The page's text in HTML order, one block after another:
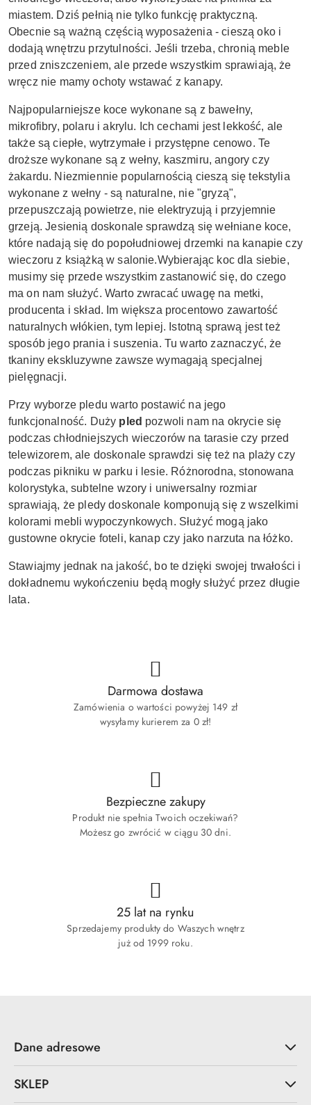
miastem. Dziś pełnią nie tylko funkcję praktyczną.
Obecnie są ważną częścią wyposażenia - cieszą oko i
dodają wnętrzu przytulności. Jeśli trzeba, chronią meble
przed zniszczeniem, ale przede wszystkim sprawiają, że
wręcz nie mamy ochoty wstawać z kanapy.
Najpopularniejsze koce wykonane są z bawełny,
mikrofibry, polaru i akrylu. Ich cechami jest lekkość, ale
także są ciepłe, wytrzymałe i przystępne cenowo. Te
droższe wykonane są z wełny, kaszmiru, angory czy
żakardu. Niezmiennie popularnością cieszą się tekstylia
wykonane z wełny - są naturalne, nie "gryzą",
przepuszczają powietrze, nie elektryzują i przyjemnie
grzeją. Jesienią doskonale sprawdzą się wełniane koce,
które nadają się do popołudniowej drzemki na kanapie czy
wieczoru z książką w salonie.Wybierając koc dla siebie,
musimy się przede wszystkim zastanowić się, do czego
ma on nam służyć. Warto zwracać uwagę na metki,
producenta i skład. Im większa procentowo zawartość
naturalnych włókien, tym lepiej. Istotną sprawą jest też
sposób jego prania i suszenia. Tu warto zaznaczyć, że
tkaniny ekskluzywne zawsze wymagają specjalnej
pielęgnacji.
Przy wyborze pledu warto postawić na jego
funkcjonalność. Duży pled pozwoli nam na okrycie się
podczas chłodniejszych wieczorów na tarasie czy przed
telewizorem, ale doskonale sprawdzi się też na plaży czy
podczas pikniku w parku i lesie. Różnorodna, stonowana
kolorystyka, subtelne wzory i uniwersalny rozmiar
sprawiają, że pledy doskonale komponują się z wszelkimi
kolorami mebli wypoczynkowych. Służyć mogą jako
gustowne okrycie foteli, kanap czy jako narzuta na łóżko.
Stawiajmy jednak na jakość, bo tedzięki swojej trwałości i
dokładnemu wykończeniu będą mogły służyć przez długie
lata.
Darmowa dostawa
Zamówienia o wartości powyżej 149 zł
wysyłamy kurierem za 0 zł!
Bezpieczne zakupy
Produkt nie spełnia Twoich oczekiwań?
Możesz go zwrócić w ciągu 30 dni.
25 lat na rynku
Sprzedajemy produkty do Waszych wnętrz
już od 1999 roku.
Dane adresowe
SKLEP